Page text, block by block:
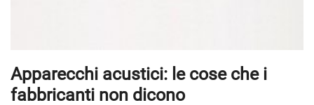
Apparecchi acustici: le cose che i
fabbricanti non dicono